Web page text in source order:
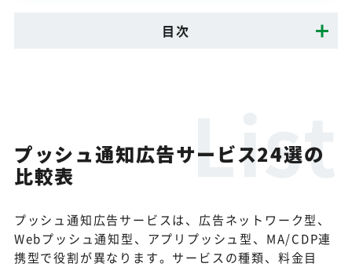
目次
プッシュ通知広告サービス24選の
比較表
プッシュ通知広告サービスは、広告ネットワーク型、
Webプッシュ通知型、アプリプッシュ型、MA/CDP連
携型で役割が異なります。サービスの種類、料金目